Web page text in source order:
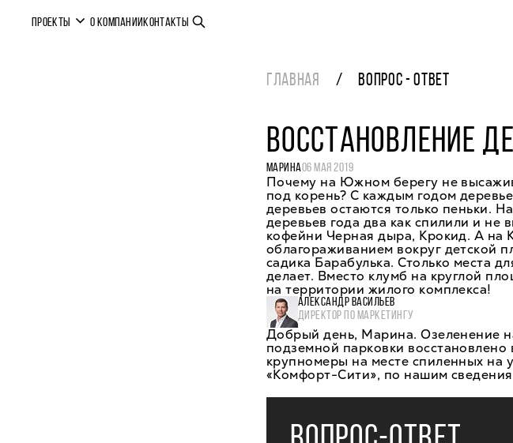
ПРОЕКТЫ О КОМПАНИИКОНТАКТЫ
ГЛАВНАЯ ВОПРОС - ОТВЕТ
ВОССТАНОВЛЕНИЕ
МАРИНА06 МАЯ 2019
Почему на Южном берегу не
под корень? С каждым годом
деревьев остаются только пеньки.
деревьев года два как спилили и
кофейни Черная дыра, Крокид. А на
облагораживанием вокруг детской
садика Барабулька. Столько места
делает. Вместо клумб на круглой
на территории жилого комплекса!
АЛЕКСАНДР ВАСИЛЬЕВ
ДИРЕКТОР ПО МАРКЕТИНГУ
Добрый день, Марина. Озеленение
подземной парковки
крупномеры на месте спиленных на
«Комфорт-Сити», по нашим